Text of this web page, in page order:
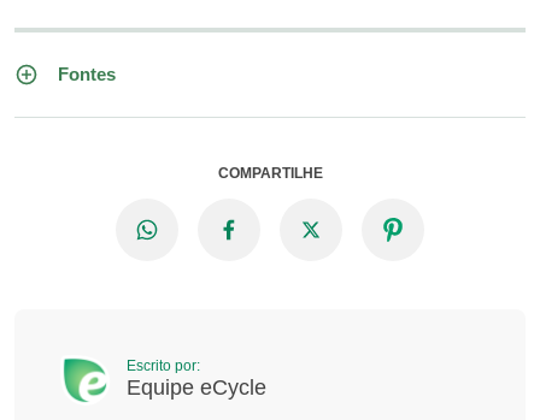
Fontes
COMPARTILHE
Escrito por:
Equipe eCycle